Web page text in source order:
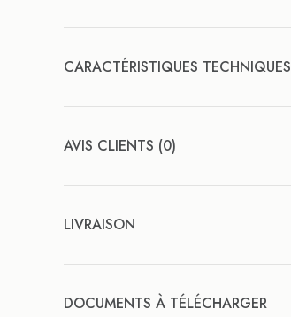
CARACTÉRISTIQUES TECHNIQUES
AVIS CLIENTS (0)
LIVRAISON
DOCUMENTS À TÉLÉCHARGER